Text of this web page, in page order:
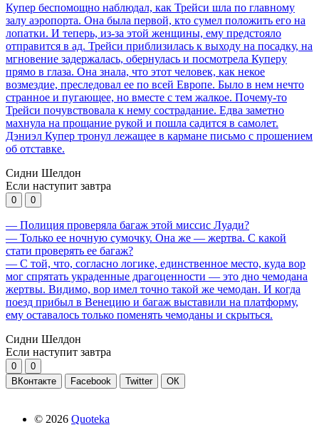
Купер беспомощно наблюдал, как Трейси шла по главному
залу аэропорта. Она была первой, кто сумел положить его на
лопатки. И теперь, из-за этой женщины, ему предстояло
отправится в ад. Трейси приблизилась к выходу на посадку, на
мгновение задержалась, обернулась и посмотрела Куперу
прямо в глаза. Она знала, что этот человек, как некое
возмездие, преследовал ее по всей Европе. Было в нем нечто
странное и пугающее, но вместе с тем жалкое. Почему-то
Трейси почувствовала к нему сострадание. Едва заметно
махнула на прощание рукой и пошла садится в самолет.
Дэниэл Купер тронул лежащее в кармане письмо с прошением
об отставке.
Сидни Шелдон
Если наступит завтра
0 0
— Полиция проверяла багаж этой миссис Луади?
— Только ее ночную сумочку. Она же — жертва. С какой
стати проверять ее багаж?
— С той, что, согласно логике, единственное место, куда вор
мог спрятать украденные драгоценности — это дно чемодана
жертвы. Видимо, вор имел точно такой же чемодан. И когда
поезд прибыл в Венецию и багаж выставили на платформу,
ему оставалось только поменять чемоданы и скрыться.
Сидни Шелдон
Если наступит завтра
0
0
ВКонтакте
Facebook Twitter ОК
© 2026 Quoteka